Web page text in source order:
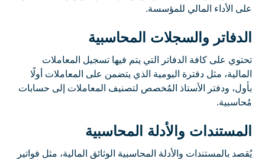
على الأداء المالي للمؤسسة.
الدفاتر والسجلات المحاسبية
تحتوي على كافة الدفاتر التي يتم فيها تسجيل المعاملات
المالية، مثل دفترة اليومية الذي يتضمن على المعاملات أولًا
بأول، ودفتر الأستاذ المُخصص لتصنيف المعاملات إلى حسابات
مُحاسبية.
المستندات والأدلة المحاسبية
يُقصد بالمستندات والأدلة المحاسبية الوثائق المالية، مثل فواتير